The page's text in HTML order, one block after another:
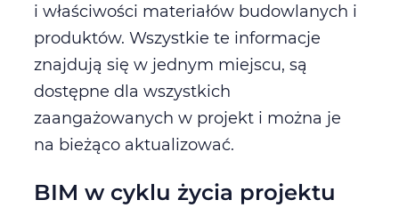
i właściwości materiałów budowlanych i
produktów. Wszystkie te informacje
znajdują się w jednym miejscu, są
dostępne dla wszystkich
zaangażowanych w projekt i można je
na bieżąco aktualizować.
BIM w cyklu życia projektu